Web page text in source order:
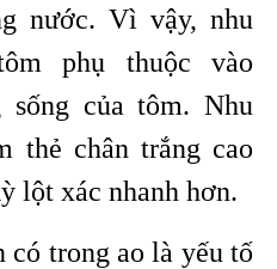
nước. Vì vậy, nhu
phụ thuộc vào
sống của tôm. Nhu
thẻ chân trắng cao
lột xác nhanh hơn.
có trong ao là yếu tố